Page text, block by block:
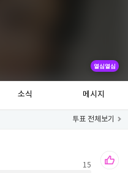
열심열심
소식 메시지
투표 전체보기
15